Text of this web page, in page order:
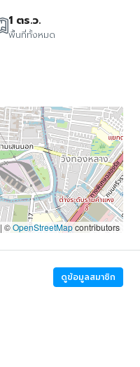
1 ตร.ว.
พื้นที่ทั้งหมด
| ©OpenStreetMapcontributors
ดูข้อมูลสมาชิก